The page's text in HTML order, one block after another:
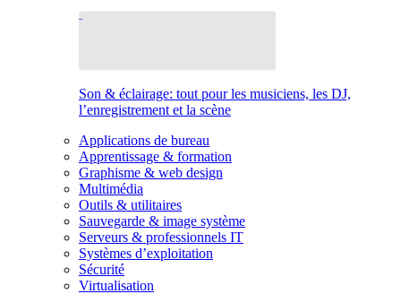
Son & éclairage: tout pour les musiciens, les DJ,
l’enregistrement et la scène
Applications de bureau
Apprentissage & formation
Graphisme & web design
Multimédia
Outils & utilitaires
Sauvegarde & image système
Serveurs & professionnels IT
Systèmes d’exploitation
Sécurité
Virtualisation